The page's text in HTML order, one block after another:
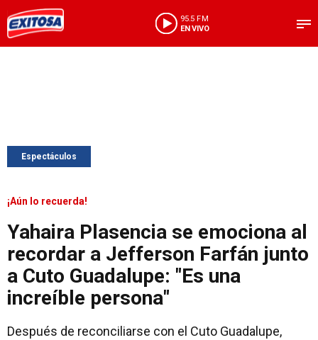
95.5 FM
EN VIVO
Espectáculos
¡Aún lo recuerda!
Yahaira Plasencia se emociona al
recordar a Jefferson Farfán junto
a Cuto Guadalupe: "Es una
increíble persona"
Después de reconciliarse con el Cuto Guadalupe,